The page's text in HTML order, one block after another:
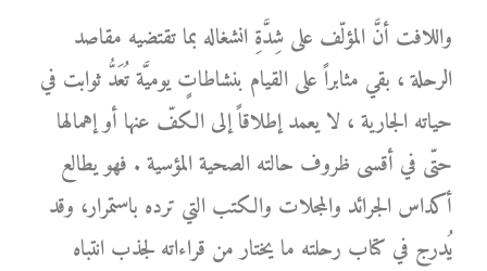
واللافت أنَّ المؤلّف على شِدَّةِ انشغاله بما تقتضيه مقاصد
الرحلة ، بقي مثابراً على القيام بنشاطاتٍ يوميَّة تُعَدُّ ثوابت في
حياته الجارية ، لا يعمد إطلاقاً إلى الكفّ عنها أو إهمالها
حتّى في أقسى ظروف حالته الصحية المؤسية . فهو يطالع
أكداس الجرائد والمجلات والكتب التي ترده باستمرار، وقد
يُدرج في كتاب رحلته ما يختار من قراءاته لجذب انتباه